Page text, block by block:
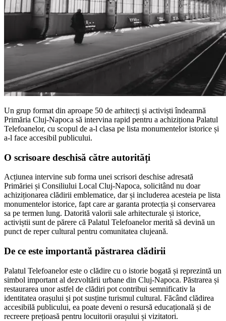
Un grup format din aproape 50 de arhitecți și activiști îndeamnă
Primăria Cluj-Napoca să intervina rapid pentru a achiziționa Palatul
Telefoanelor, cu scopul de a-l clasa pe lista monumentelor istorice și
a-l face accesibil publicului.
O scrisoare deschisă către autorități
Acțiunea intervine sub forma unei scrisori deschise adresată
Primăriei și Consiliului Local Cluj-Napoca, solicitând nu doar
achiziționarea clădirii emblematice, dar și includerea acesteia pe lista
monumentelor istorice, fapt care ar garanta protecția și conservarea
sa pe termen lung. Datorită valorii sale arhitecturale și istorice,
activiștii sunt de părere că Palatul Telefoanelor merită să devină un
punct de reper cultural pentru comunitatea clujeană.
De ce este importantă păstrarea clădirii
Palatul Telefoanelor este o clădire cu o istorie bogată și reprezintă un
simbol important al dezvoltării urbane din Cluj-Napoca. Păstrarea și
restaurarea unor astfel de clădiri pot contribui semnificativ la
identitatea orașului și pot susține turismul cultural. Făcând clădirea
accesibilă publicului, ea poate deveni o resursă educațională și de
recreere prețioasă pentru locuitorii orașului și vizitatori.